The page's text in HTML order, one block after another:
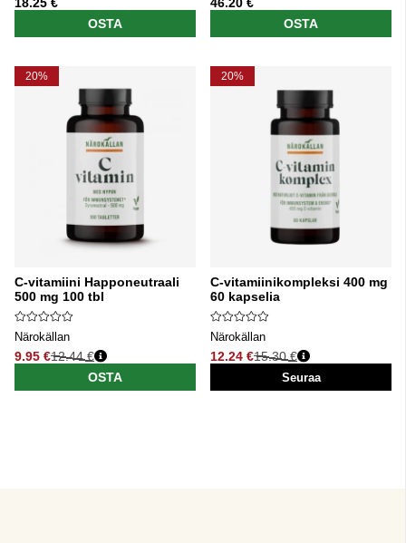
OSTA
OSTA
20%
C-vitamiini Happoneutraali
500 mg 100 tbl
Närokällan
9.95 €
Normaali hinta
12.44 €
OSTA
20%
C-vitamiinikompleksi 400 mg
60 kapselia
Närokällan
12.24 €
Normaali hinta
15.30 €
Seuraa